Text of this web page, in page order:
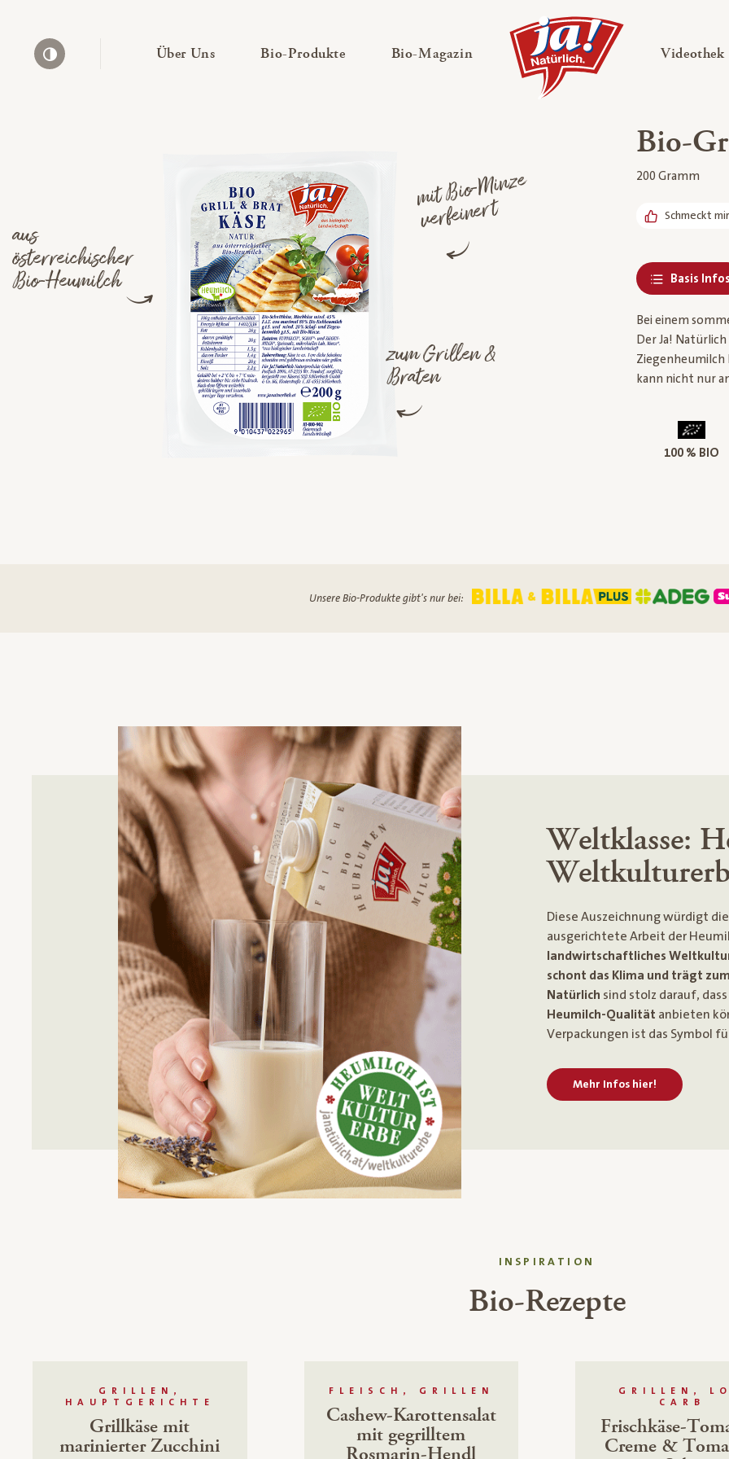
Über Uns— Untermenü ausklappen
Bio-Produkte— Untermenü ausklappen
Bio-Magazin — Untermenü ausklappen Videothek
aus
österreichischer
Bio-Heumilch
mit
Bio-
Mi
nze
verfei
ne
rt
zum Grillen &
Braten
Bio-
200 Gramm
Schmeckt mir
Basis
Bei einem
Der Ja!
Ziegenheumilch
kann nicht nur
100 % BIO
Unsere Bio-Produkte gibt's nur bei:
Weltklasse:
Diese Auszeichnung würdigt
ausgerichtete Arbeit der
landwirtschaftliches
schont das Klima und trägt
Natürlich sind stolz darauf,
Heumilch-Qualität anbieten
Verpackungen ist das Symbol
Mehr Infos hier!
INSPIRATION
Bio-Rezepte
GRILLEN,
HAUPTGERICHTE
Grillkäse mit
marinierter Zucchini
FLEISCH, GRILLEN
Cashew-Karottensalat
mit gegrilltem
GRILLEN,
CARB
Frischkäse-
Creme &